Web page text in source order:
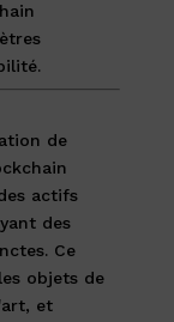
de
actifs
des
Ce
objets de
et